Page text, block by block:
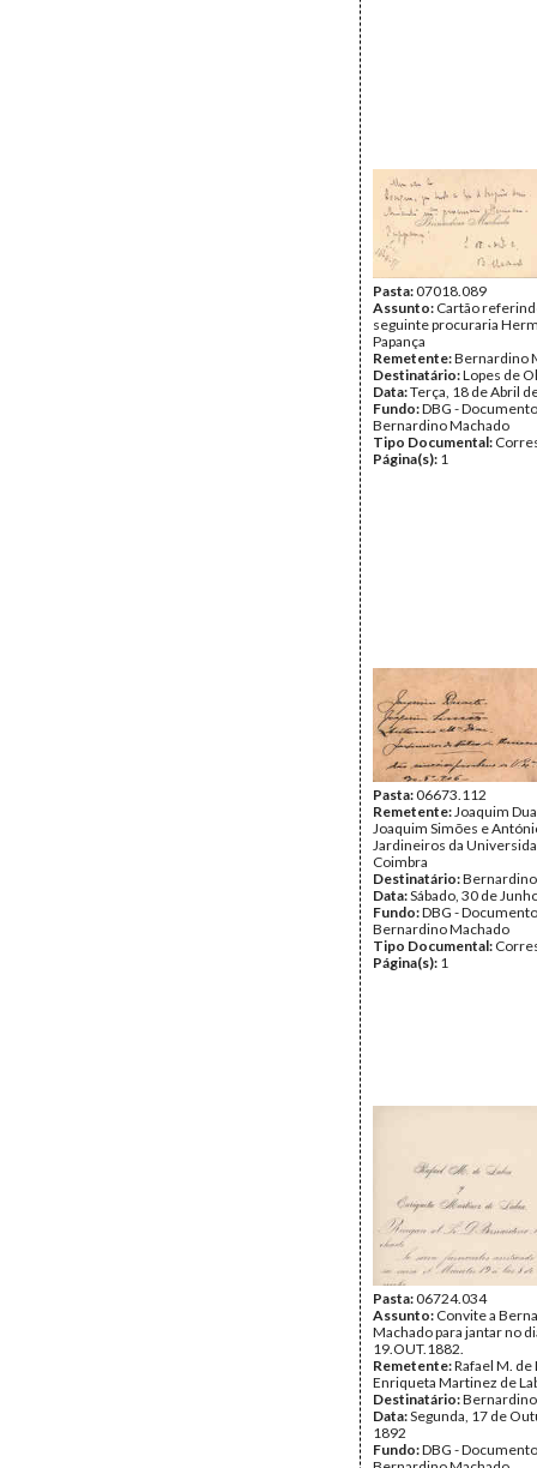
Pasta:07018.089
Assunto: Cartão
seguinte procuraria
Papança
Remetente:Bernardino
Destinatário:Lopes de
Data:Terça, 18 de Abril
Fundo:DBG -
Bernardino Machado
Tipo Documental:
Página(s): 1
Pasta:06673.112
Remetente:Joaquim
Joaquim Simões e
Jardineiros da
Coimbra
Destinatário:
Data:Sábado, 30 de
Fundo:DBG -
Bernardino Machado
Tipo Documental:
Página(s): 1
Pasta:06724.034
Assunto: Convite a
Machado para jantar no
19.OUT.1882.
Remetente:Rafael M. de
Enriqueta Martinez de
Destinatário:
Data:Segunda, 17 de
1892
Fundo:DBG -